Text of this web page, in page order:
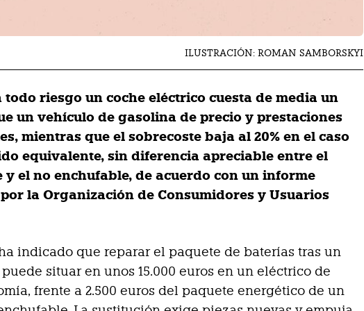
ILUSTRACIÓN: ROMAN SAMBORSKYI
todo riesgo un coche eléctrico cuesta de media un
un vehículo de gasolina de precio y prestaciones
mientras que el sobrecoste baja al 20% en el caso
equivalente, sin diferencia apreciable entre el
y el no enchufable, de acuerdo con un informe
la Organización de Consumidores y Usuarios
indicado que reparar el paquete de baterías tras un
situar en unos 15.000 euros en un eléctrico de
frente a 2.500 euros del paquete energético de un